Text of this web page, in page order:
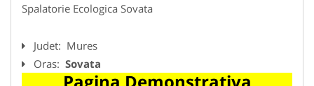
Spalatorie Ecologica Sovata
Judet: Mures
Oras: Sovata
Pagina Demonstrativa